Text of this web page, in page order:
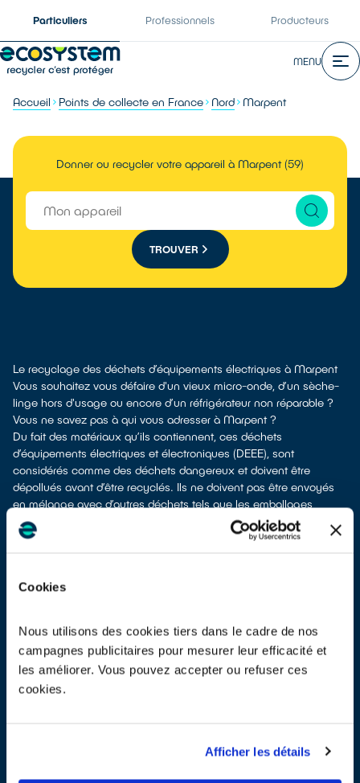
Cookies
Nous utilisons des cookies tiers dans le cadre de nos
campagnes publicitaires pour mesurer leur efficacité et
les améliorer. Vous pouvez accepter ou refuser ces
cookies.
Afficher les détails
Particuliers Professionnels Producteurs
MENU
Accueil Points de collecte en France Nord Marpent
Donner ou recycler votre appareil à Marpent (59)
TROUVER
Le recyclage des déchets d’équipements électriques à Marpent
Vous souhaitez vous défaire d'un vieux micro-onde, d’un sèche-
linge hors d'usage ou encore d’un réfrigérateur non réparable ?
Vous ne savez pas à qui vous adresser à Marpent ?
Du fait des matériaux qu’ils contiennent, ces déchets
d’équipements électriques et électroniques (DEEE), sont
considérés comme des déchets dangereux et doivent être
dépollués avant d’être recyclés. Ils ne doivent pas être envoyés
en mélange avec d’autres déchets tels que les emballages
ménagers, le mobilier usagé, les ordures ménagères, etc. ! Cela
rendrait irréalisable leur dépollution et leur recyclage.
électroniques.
fonctionnel ou réparable
les déposer en déchetterie
les fairereprendre à la livraisond’un appareil électrique neuf de
remplacement
remettent ensuite les appareils collectés afin que nous